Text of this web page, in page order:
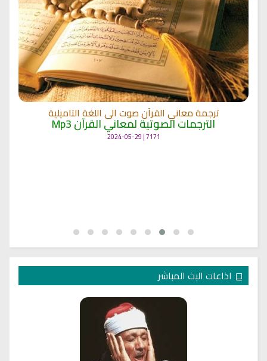
ترجمة معاني القرآن صوت الى اللغة التاميلية
الترجمات الصوتية لمعاني القرآن Mp3
7171 | 2024-05-29
اذاعات البث المباشر